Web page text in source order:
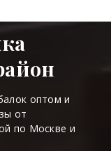
оптом и
от
по Москве и